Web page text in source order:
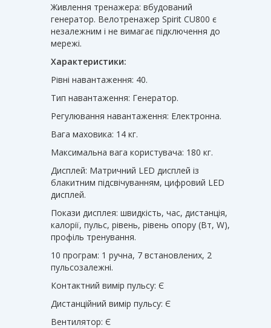
Живлення тренажера: вбудований
генератор. Велотренажер Spirit CU800 є
незалежним і не вимагає підключення до
мережі.
Характеристики:
Рівні навантаження: 40.
Тип навантаження: Генератор.
Регулювання навантаження: Електронна.
Вага маховика: 14 кг.
Максимальна вага користувача: 180 кг.
Дисплей: Матричний LED дисплей із
блакитним підсвічуванням, цифровий LED
дисплей.
Покази дисплея: швидкість, час, дистанція,
калорії, пульс, рівень, рівень опору (Вт, W),
профіль тренування.
10 програм: 1 ручна, 7 встановлених, 2
пульсозалежні.
Контактний вимір пульсу: Є
Дистанційний вимір пульсу: Є
Вентилятор: Є